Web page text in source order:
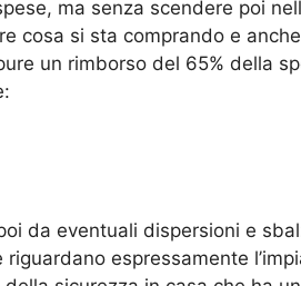
ma senza scendere poi
cosa si sta comprando e anche
un rimborso del 65% della
da eventuali dispersioni e
espressamente